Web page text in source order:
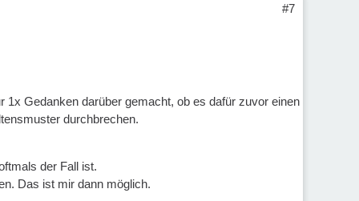
#7
Gedanken darüber gemacht, ob es dafür zuvor einen
durchbrechen.
der Fall ist.
Das ist mir dann möglich.